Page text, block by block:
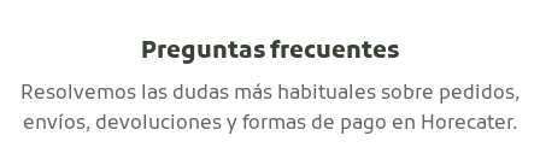
Preguntas frecuentes
Resolvemos las dudas más habituales sobre pedidos,
envíos, devoluciones y formas de pago en Horecater.